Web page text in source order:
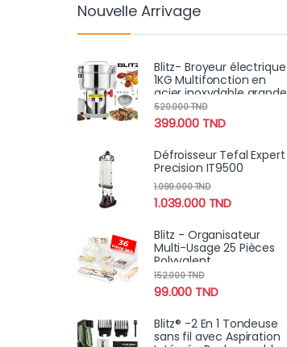
Nouvelle Arrivage
Blitz- Broyeur électrique
1KG Multifonction en
acier inoxydable grande
vitesse 3000W moteur
en cuivre
399.000 TND
520.000TND
Défroisseur Tefal Expert
Precision IT9500
1.039.000TND
1.099.000TND
Blitz - Organisateur
Multi-Usage 25 Pièces
Polyvalent
99.000 TND
152.000TND
Blitz® -2 En 1 Tondeuse
sans fil avec Aspiration